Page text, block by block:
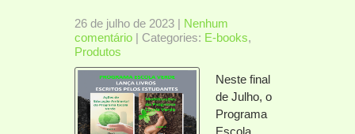
26 de julho de 2023 | Nenhum
comentário | Categories: E-books,
Produtos
Neste final
de Julho, o
Programa